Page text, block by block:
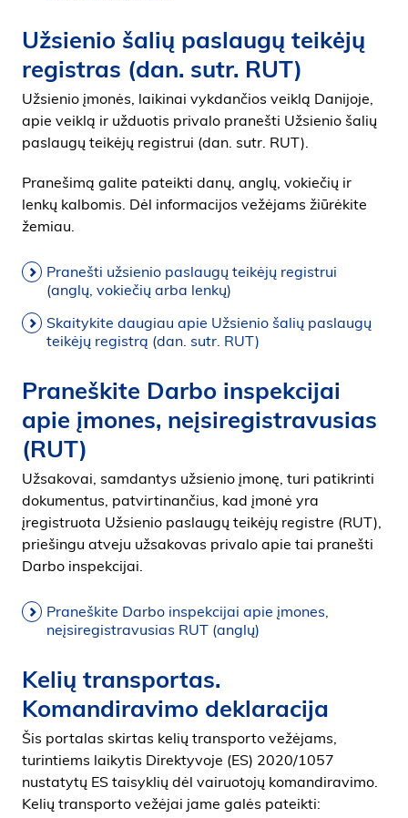
Užsienio šalių paslaugų teikėjų
registras (dan. sutr. RUT)
Užsienio įmonės, laikinai vykdančios veiklą Danijoje,
apie veiklą ir užduotis privalo pranešti Užsienio šalių
paslaugų teikėjų registrui (dan. sutr. RUT).
Pranešimą galite pateikti danų, anglų, vokiečių ir
lenkų kalbomis. Dėl informacijos vežėjams žiūrėkite
žemiau.
Pranešti užsienio paslaugų teikėjų registrui
(anglų, vokiečių arba lenkų)
Skaitykite daugiau apie Užsienio šalių paslaugų
teikėjų registrą (dan. sutr. RUT)
Praneškite Darbo inspekcijai
apie įmones, neįsiregistravusias
(RUT)
Užsakovai, samdantys užsienio įmonę, turi patikrinti
dokumentus, patvirtinančius, kad įmonė yra
įregistruota Užsienio paslaugų teikėjų registre (RUT),
priešingu atveju užsakovas privalo apie tai pranešti
Darbo inspekcijai.
Praneškite Darbo inspekcijai apie įmones,
neįsiregistravusias RUT (anglų)
Kelių transportas.
Komandiravimo deklaracija
Šis portalas skirtas kelių transporto vežėjams,
turintiems laikytis Direktyvoje (ES) 2020/1057
nustatytų ES taisyklių dėl vairuotojų komandiravimo.
Kelių transporto vežėjai jame galės pateikti: